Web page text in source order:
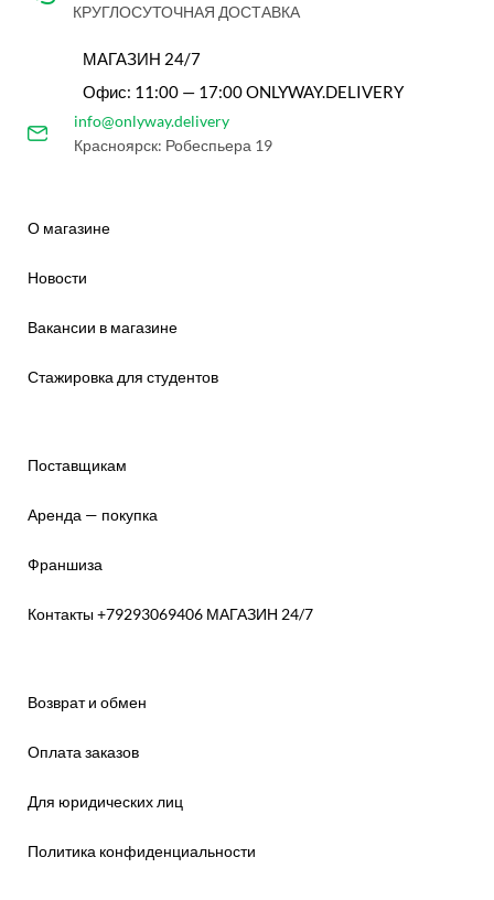
КРУГЛОСУТОЧНАЯ ДОСТАВКА
МАГАЗИН 24/7
Офис: 11:00 — 17:00 ONLYWAY.DELIVERY
info@onlyway.delivery
Красноярск: Робеспьера 19
О магазине
Новости
Вакансии в магазине
Стажировка для студентов
Поставщикам
Аренда — покупка
Франшиза
Контакты +79293069406 МАГАЗИН 24/7
Возврат и обмен
Оплата заказов
Для юридических лиц
Политика конфиденциальности